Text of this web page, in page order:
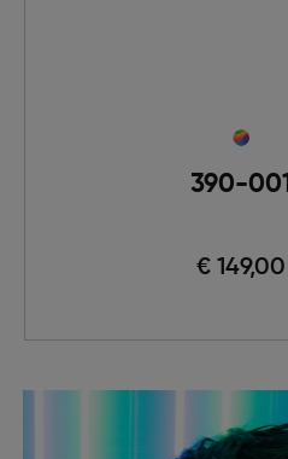
390-001
€ 149,00